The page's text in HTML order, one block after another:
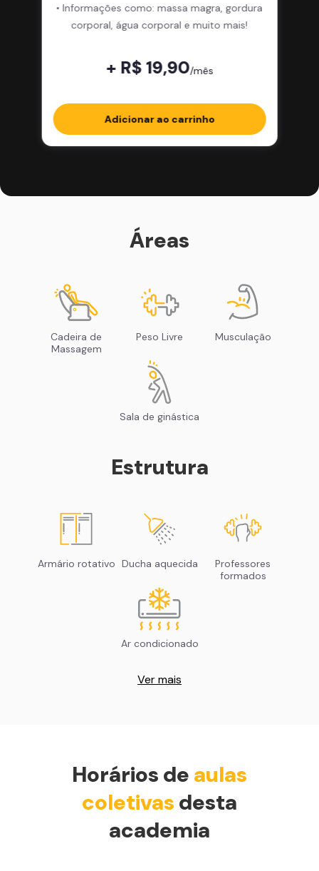
• Informações como: massa magra, gordura
corporal, água corporal e muito mais!
+ R$ 19,90/mês
Adicionar ao carrinho
Áreas
Cadeira de
Massagem
Peso Livre Musculação
Sala de ginástica
Estrutura
Armário rotativo Ducha aquecida
Professores
formados
Ar condicionado
Ver mais
Horários de aulas
coletivas desta
academia